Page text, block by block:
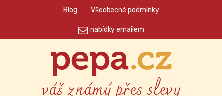
Blog Všeobecné podmínky
nabídky emailem